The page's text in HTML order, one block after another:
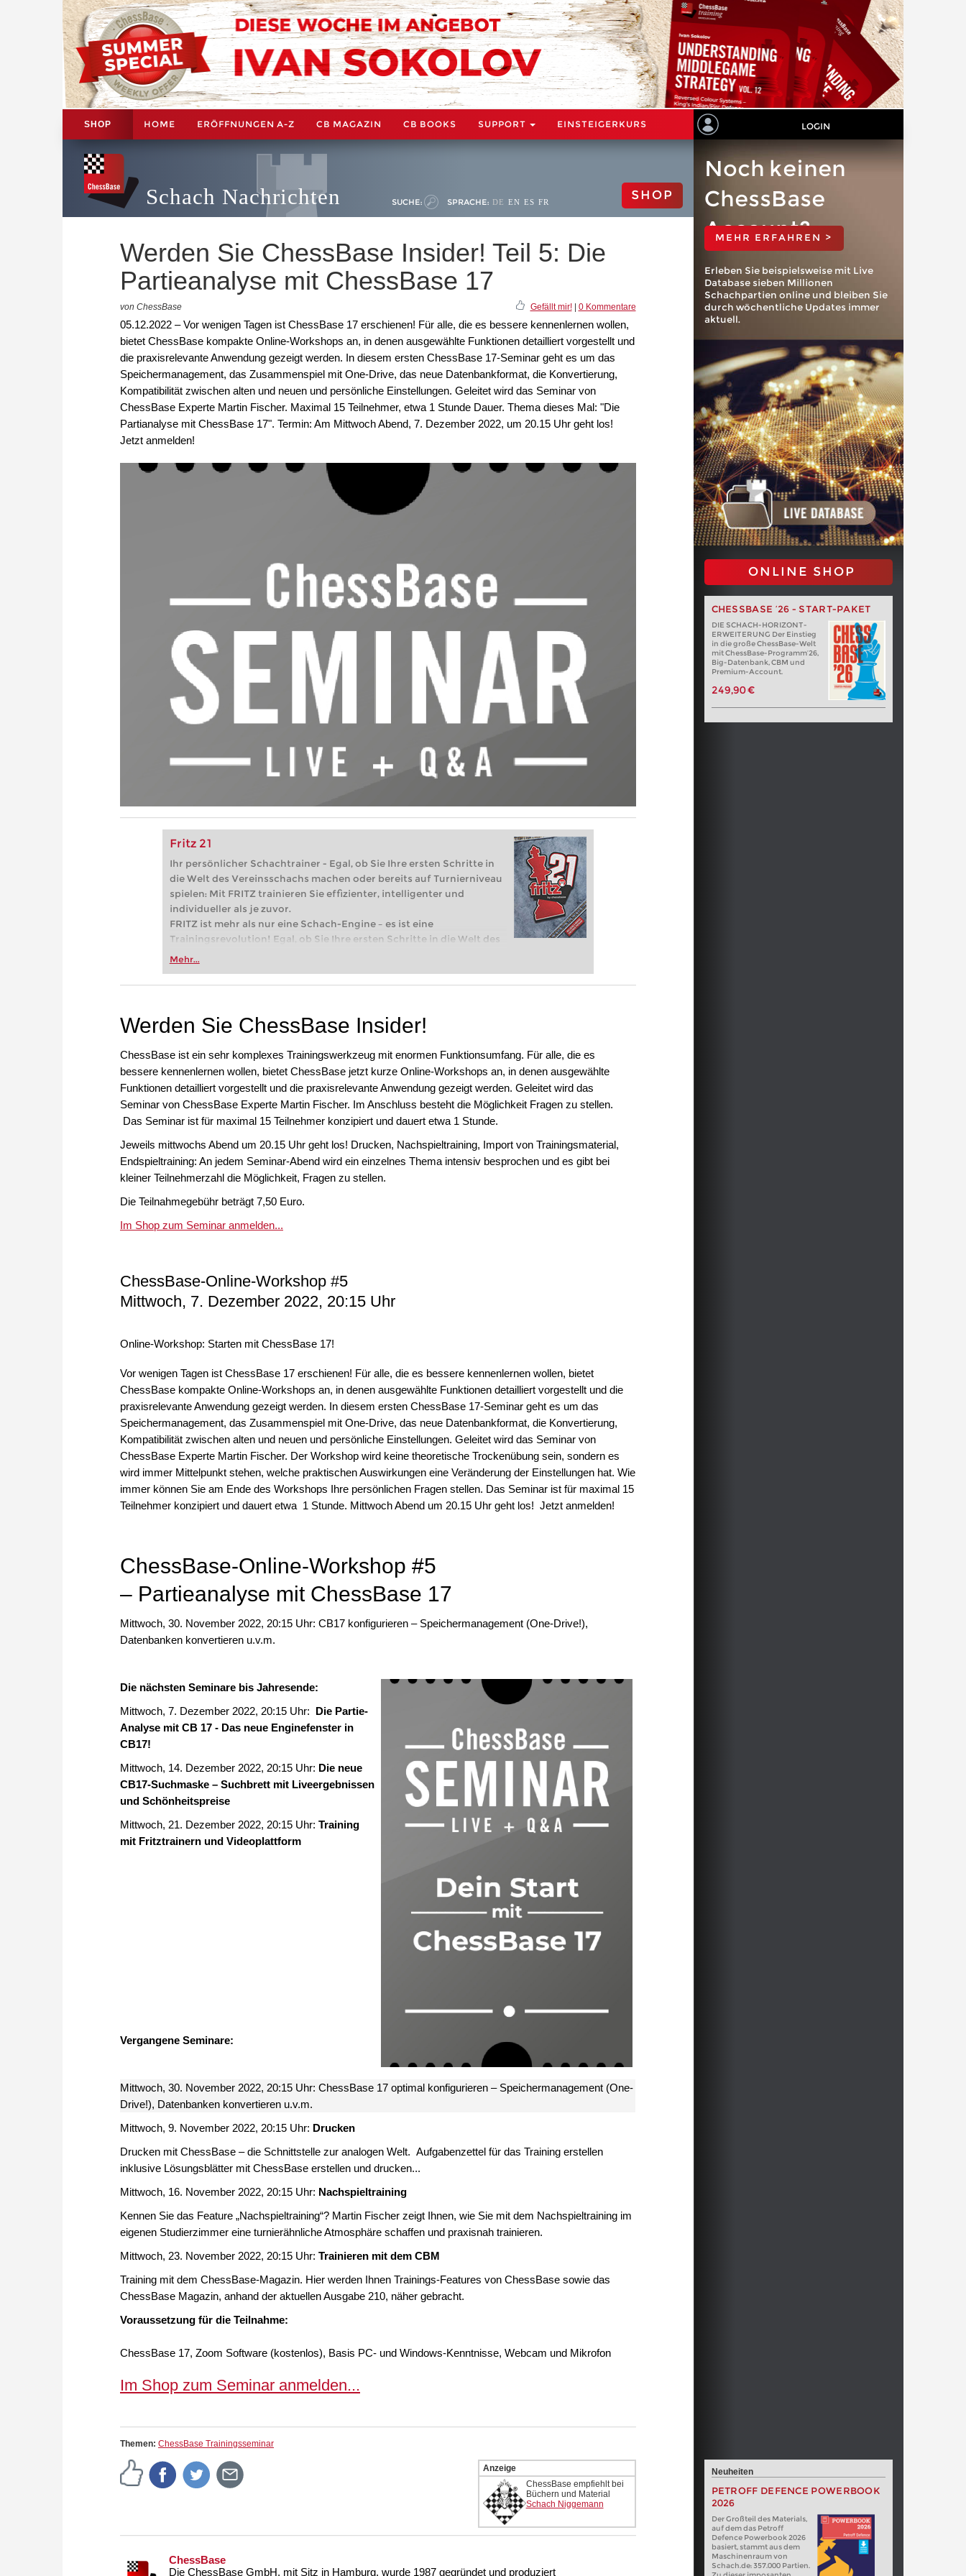
SHOP HOME ERÖFFNUNGEN A-Z CB MAGAZIN CB BOOKS SUPPORT EINSTEIGERKURS LOGIN
Schach Nachrichten SUCHE: SPRACHE: DE EN ES FR SHOP
Werden Sie ChessBase Insider! Teil 5: Die
Partieanalyse mit ChessBase 17
von ChessBase Gefällt mir!| 0 Kommentare
05.12.2022 – Vor wenigen Tagen ist ChessBase 17 erschienen! Für alle, die es bessere kennenlernen wollen,
bietet ChessBase kompakte Online-Workshops an, in denen ausgewählte Funktionen detailliert vorgestellt und
die praxisrelevante Anwendung gezeigt werden. In diesem ersten ChessBase 17-Seminar geht es um das
Speichermanagement, das Zusammenspiel mit One-Drive, das neue Datenbankformat, die Konvertierung,
Kompatibilität zwischen alten und neuen und persönliche Einstellungen. Geleitet wird das Seminar von
ChessBase Experte Martin Fischer. Maximal 15 Teilnehmer, etwa 1 Stunde Dauer. Thema dieses Mal: "Die
Partianalyse mit ChessBase 17". Termin: Am Mittwoch Abend, 7. Dezember 2022, um 20.15 Uhr geht los!
Jetzt anmelden!
Fritz 21
Ihr persönlicher Schachtrainer - Egal, ob Sie Ihre ersten Schritte in
die Welt des Vereinsschachs machen oder bereits auf Turnierniveau
spielen: Mit FRITZ trainieren Sie effizienter, intelligenter und
individueller als je zuvor.
FRITZ ist mehr als nur eine Schach-Engine – es ist eine
Trainingsrevolution! Egal, ob Sie Ihre ersten Schritte in die Welt des
Vereinsschachs machen oder bereits auf Turnierniveau spielen: Mit
zuvor.
Mehr...
Noch keinen
ChessBase
Account?
MEHR ERFAHREN >
Erleben Sie beispielsweise mit Live
Database sieben Millionen
Schachpartien online und bleiben Sie
durch wöchentliche Updates immer
aktuell.
ONLINE SHOP
CHESSBASE ’26 - START-PAKET
DIE SCHACH-HORIZONT-
ERWEITERUNG Der Einstieg
in die große ChessBase-Welt
mit ChessBase-Programm’26,
Big-Datenbank, CBM und
Premium-Account.
249,90 €
Werden Sie ChessBase Insider!
ChessBase ist ein sehr komplexes Trainingswerkzeug mit enormen Funktionsumfang. Für alle, die es
bessere kennenlernen wollen, bietet ChessBase jetzt kurze Online-Workshops an, in denen ausgewählte
Funktionen detailliert vorgestellt und die praxisrelevante Anwendung gezeigt werden. Geleitet wird das
Seminar von ChessBase Experte Martin Fischer. Im Anschluss besteht die Möglichkeit Fragen zu stellen.
Das Seminar ist für maximal 15 Teilnehmer konzipiert und dauert etwa 1 Stunde.
Jeweils mittwochs Abend um 20.15 Uhr geht los! Drucken, Nachspieltraining, Import von Trainingsmaterial,
Endspieltraining: An jedem Seminar-Abend wird ein einzelnes Thema intensiv besprochen und es gibt bei
kleiner Teilnehmerzahl die Möglichkeit, Fragen zu stellen.
Die Teilnahmegebühr beträgt 7,50 Euro.
Im Shop zum Seminar anmelden...
ChessBase-Online-Workshop #5
Mittwoch, 7. Dezember 2022, 20:15 Uhr
Online-Workshop: Starten mit ChessBase 17!
Vor wenigen Tagen ist ChessBase 17 erschienen! Für alle, die es bessere kennenlernen wollen, bietet
ChessBase kompakte Online-Workshops an, in denen ausgewählte Funktionen detailliert vorgestellt und die
praxisrelevante Anwendung gezeigt werden. In diesem ersten ChessBase 17-Seminar geht es um das
Speichermanagement, das Zusammenspiel mit One-Drive, das neue Datenbankformat, die Konvertierung,
Kompatibilität zwischen alten und neuen und persönliche Einstellungen. Geleitet wird das Seminar von
ChessBase Experte Martin Fischer. Der Workshop wird keine theoretische Trockenübung sein, sondern es
wird immer Mittelpunkt stehen, welche praktischen Auswirkungen eine Veränderung der Einstellungen hat. Wie
immer können Sie am Ende des Workshops Ihre persönlichen Fragen stellen. Das Seminar ist für maximal 15
Teilnehmer konzipiert und dauert etwa 1 Stunde. Mittwoch Abend um 20.15 Uhr geht los! Jetzt anmelden!
ChessBase-Online-Workshop #5
– Partieanalyse mit ChessBase 17
Mittwoch, 30. November 2022, 20:15 Uhr: CB17 konfigurieren – Speichermanagement (One-Drive!),
Datenbanken konvertieren u.v.m.
Die nächsten Seminare bis Jahresende:
Mittwoch, 7. Dezember 2022, 20:15 Uhr: Die Partie-
Analyse mit CB 17 - Das neue Enginefenster in
CB17!
Mittwoch, 14. Dezember 2022, 20:15 Uhr: Die neue
CB17-Suchmaske – Suchbrett mit Liveergebnissen
und Schönheitspreise
Mittwoch, 21. Dezember 2022, 20:15 Uhr: Training
mit Fritztrainern und Videoplattform
Vergangene Seminare:
Mittwoch, 30. November 2022, 20:15 Uhr: ChessBase 17 optimal konfigurieren – Speichermanagement (One-
Drive!), Datenbanken konvertieren u.v.m.
Mittwoch, 9. November 2022, 20:15 Uhr: Drucken
Drucken mit ChessBase – die Schnittstelle zur analogen Welt. Aufgabenzettel für das Training erstellen
inklusive Lösungsblätter mit ChessBase erstellen und drucken...
Mittwoch, 16. November 2022, 20:15 Uhr: Nachspieltraining
Kennen Sie das Feature „Nachspieltraining“? Martin Fischer zeigt Ihnen, wie Sie mit dem Nachspieltraining im
eigenen Studierzimmer eine turnierähnliche Atmosphäre schaffen und praxisnah trainieren.
Mittwoch, 23. November 2022, 20:15 Uhr: Trainieren mit dem CBM
Training mit dem ChessBase-Magazin. Hier werden Ihnen Trainings-Features von ChessBase sowie das
ChessBase Magazin, anhand der aktuellen Ausgabe 210, näher gebracht.
Voraussetzung für die Teilnahme:
ChessBase 17, Zoom Software (kostenlos), Basis PC- und Windows-Kenntnisse, Webcam und Mikrofon
Im Shop zum Seminar anmelden...
Themen: ChessBase Trainingsseminar
Anzeige
ChessBase empfiehlt bei
Büchern und Material
Schach Niggemann
ChessBase
Die ChessBase GmbH, mit Sitz in Hamburg, wurde 1987 gegründet und produziert
Neuheiten
PETROFF DEFENCE POWERBOOK
2026
Der Großteil des Materials,
auf dem das Petroff
Defence Powerbook 2026
basiert, stammt aus dem
Maschinenraum von
Schach.de: 357.000 Partien.